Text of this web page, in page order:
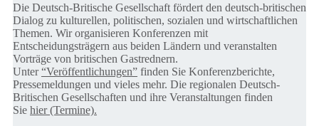
Die Deutsch-Britische Gesellschaft fördert den deutsch-britischen
Dialog zu kulturellen, politischen, sozialen und wirtschaftlichen
Themen. Wir organisieren Konferenzen mit
Entscheidungsträgern aus beiden Ländern und veranstalten
Vorträge von britischen Gastrednern.
Unter“Veröffentlichungen” finden Sie Konferenzberichte,
Pressemeldungen und vieles mehr. Die regionalen Deutsch-
Britischen Gesellschaften und ihre Veranstaltungen finden
Sie hier (Termine).